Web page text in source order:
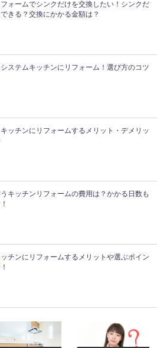
ォームでシンクだけを交換したい！シンクだ
きる？交換にかかる金額は？
ステムキッチンにリフォーム！選び方のコツ
ッチンにリフォームするメリット・デメリッ
キッチンリフォームの費用は？かかる日数も
チンにリフォームするメリットや選ぶポイン